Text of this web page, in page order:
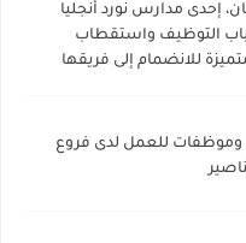
إحدى مدارس نورد أنجليا
باب التوظيف واستقطاب
للانضمام إلى فريقها
للعمل لدى فروع